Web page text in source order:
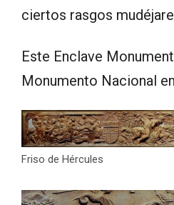
ciertos rasgos
Este Enclave
Monumento Nacional
Friso de Hércules